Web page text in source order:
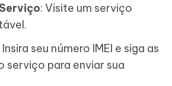
: Visite um serviço
Insira seu número IMEI e siga as
serviço para enviar sua